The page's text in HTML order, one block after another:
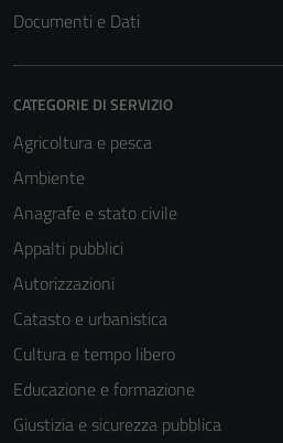
Documenti e Dati
CATEGORIE DI SERVIZIO
Agricoltura e pesca
Ambiente
Anagrafe e stato civile
Appalti pubblici
Autorizzazioni
Catasto e urbanistica
Cultura e tempo libero
Educazione e formazione
Giustizia e sicurezza pubblica